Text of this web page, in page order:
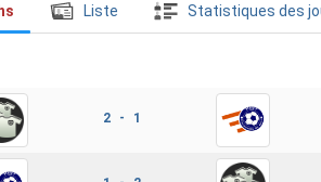
Liste Statistiques des
2 - 1